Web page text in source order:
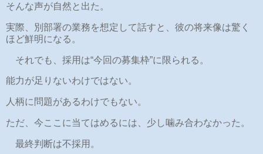
そんな声が自然と出た。
実際、別部署の業務を想定して話すと、彼の将来像は驚く
ほど鮮明になる。
それでも、採用は“今回の募集枠”に限られる。
能力が足りないわけではない。
人柄に問題があるわけでもない。
ただ、今ここに当てはめるには、少し噛み合わなかった。
最終判断は不採用。